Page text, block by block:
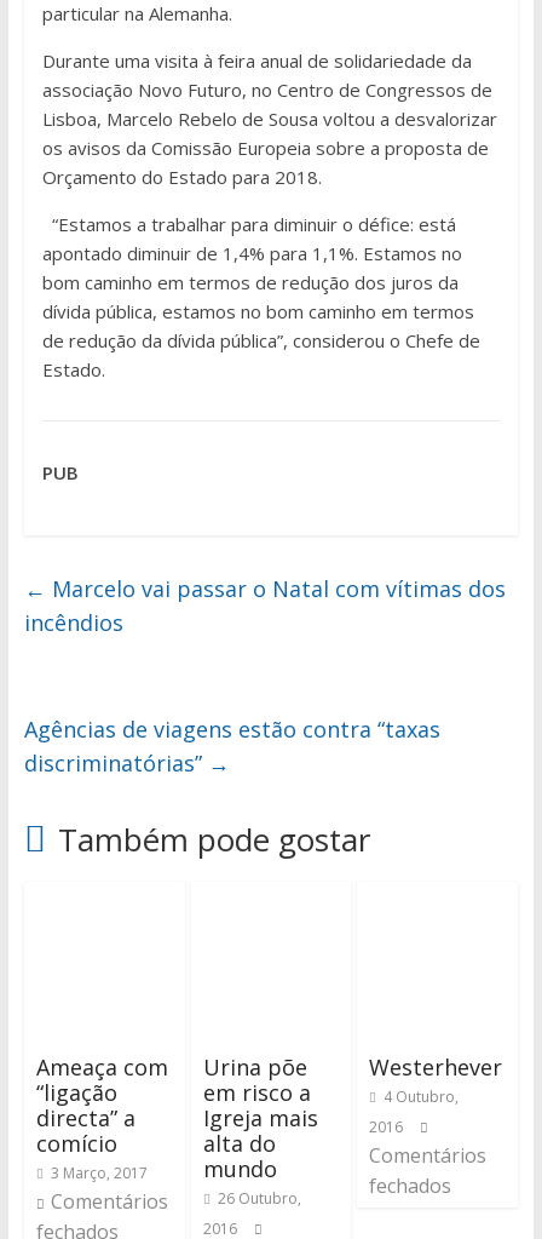
particular na Alemanha.
Durante uma visita à feira anual de solidariedade da
associação Novo Futuro, no Centro de Congressos de
Lisboa, Marcelo Rebelo de Sousa voltou a desvalorizar
os avisos da Comissão Europeia sobre a proposta de
Orçamento do Estado para 2018.
“Estamos a trabalhar para diminuir o défice: está
apontado diminuir de 1,4% para 1,1%. Estamos no
bom caminho em termos de redução dos juros da
dívida pública, estamos no bom caminho em termos
de redução da dívida pública”, considerou o Chefe de
Estado.
PUB
← Marcelo vai passar o Natal com vítimas dos
incêndios
Agências de viagens estão contra “taxas
discriminatórias” →
Também pode gostar
Ameaça com
“ligação
directa” a
comício
3 Março, 2017
Comentários
fechados
Urina põe
em risco a
Igreja mais
alta do
mundo
26 Outubro,
2016
Westerhever
4 Outubro,
2016
Comentários
fechados